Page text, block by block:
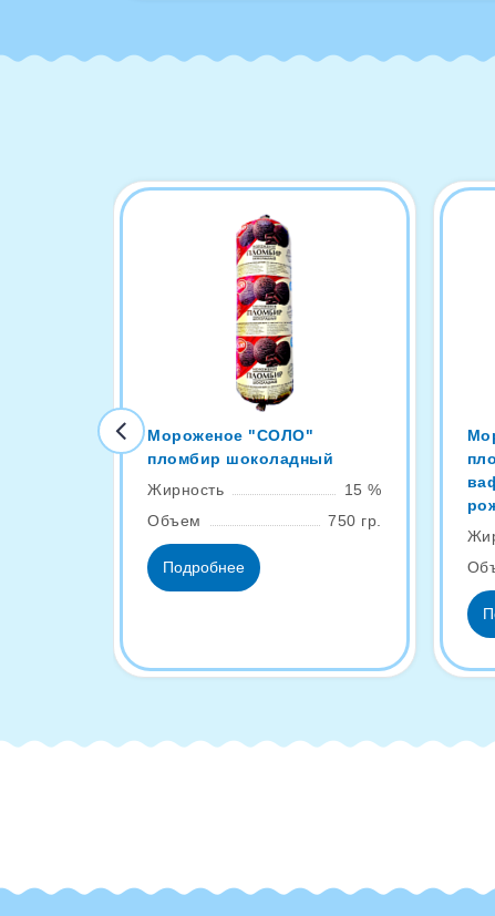
Мороженое "СОЛО"
пломбир шоколадный
Жирность
15 %
Объем
750 гр.
Подробнее